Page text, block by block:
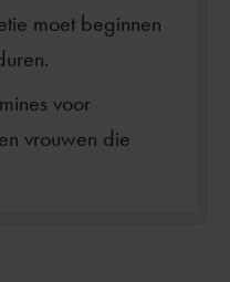
moet beginnen
voor
vrouwen die